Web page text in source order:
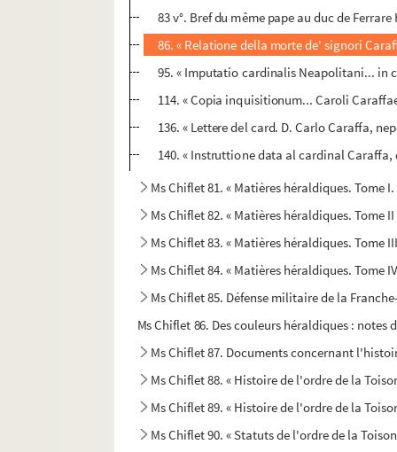
83 v°. Bref du même pape au duc de
86. « Relatione della morte de' signori
95. « Imputatio cardinalis Neapolitani... in
114. « Copia inquisitionum... Caroli
136. « Lettere del card. D. Carlo Caraffa,
140. « Instruttione data al cardinal
Ms Chiflet 81. « Matières héraldiques. Tome I.
Ms Chiflet 82. « Matières héraldiques. Tome II
Ms Chiflet 83. « Matières héraldiques. Tome
Ms Chiflet 84. « Matières héraldiques. Tome
Ms Chiflet 85. Défense militaire de la
Ms Chiflet 86. Des couleurs héraldiques : notes
Ms Chiflet 87. Documents concernant
Ms Chiflet 88. « Histoire de l'ordre de la
Ms Chiflet 89. « Histoire de l'ordre de la
Ms Chiflet 90. « Statuts de l'ordre de la